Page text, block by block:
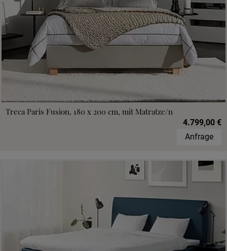
Treca Paris Fusion, 180 x 200 cm, mit Matratze/n
4.799,00 €
Anfrage